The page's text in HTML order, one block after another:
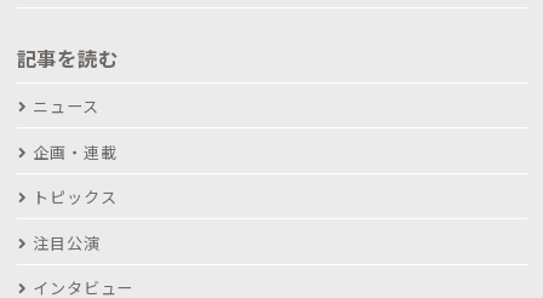
記事を読む
ニュース
企画・連載
トピックス
注目公演
インタビュー